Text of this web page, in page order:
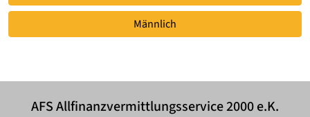
Männlich
AFS Allfinanzvermittlungsservice 2000 e.K.